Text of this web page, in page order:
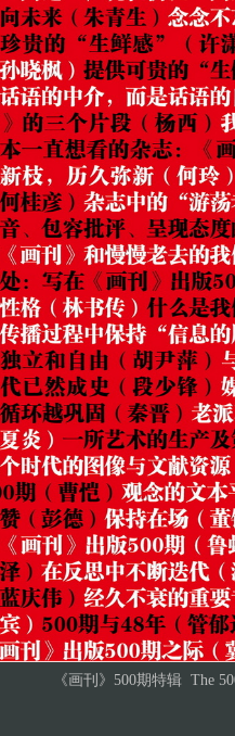
《画刊》500期特辑 The